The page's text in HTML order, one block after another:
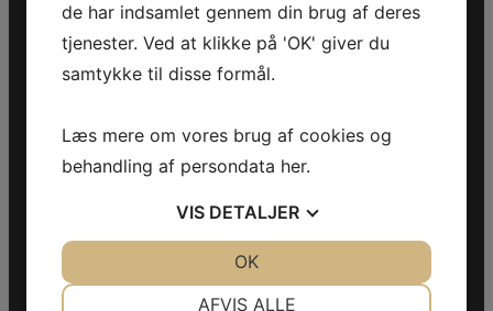
Produkter
Sea-Doo Vandscooter
Can-Am ATV
Information
Handelsebetingelser
Privatlivspolitik
Fortryd køb
de har indsamlet gennem din brug af deres
tjenester. Ved at klikke på 'OK' giver du
samtykke til disse formål.
Læs mere om vores brug af cookies og
behandling af persondata her.
VIS DETALJER
AFVIS ALLE
OK